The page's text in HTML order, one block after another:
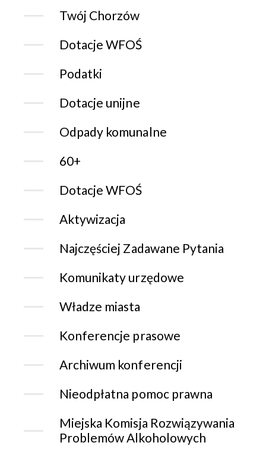
Twój Chorzów
Dotacje WFOŚ
Podatki
Dotacje unijne
Odpady komunalne
60+
Dotacje WFOŚ
Aktywizacja
Najczęściej Zadawane Pytania
Komunikaty urzędowe
Władze miasta
Konferencje prasowe
Archiwum konferencji
Nieodpłatna pomoc prawna
Miejska Komisja Rozwiązywania
Problemów Alkoholowych